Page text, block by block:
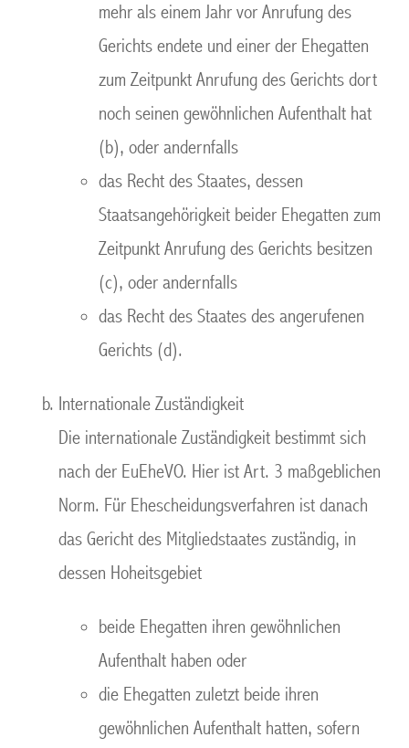
mehr als einem Jahr vor Anrufung des
Gerichts endete und einer der Ehegatten
zum Zeitpunkt Anrufung des Gerichts dort
noch seinen gewöhnlichen Aufenthalt hat
(b), oder andernfalls
das Recht des Staates, dessen
Staatsangehörigkeit beider Ehegatten zum
Zeitpunkt Anrufung des Gerichts besitzen
(c), oder andernfalls
das Recht des Staates des angerufenen
Gerichts (d).
Internationale Zuständigkeit
Die internationale Zuständigkeit bestimmt sich
nach der EuEheVO. Hier ist Art. 3 maßgeblichen
Norm. Für Ehescheidungsverfahren ist danach
das Gericht des Mitgliedstaates zuständig, in
dessen Hoheitsgebiet
beide Ehegatten ihren gewöhnlichen
Aufenthalt haben oder
die Ehegatten zuletzt beide ihren
gewöhnlichen Aufenthalt hatten, sofern